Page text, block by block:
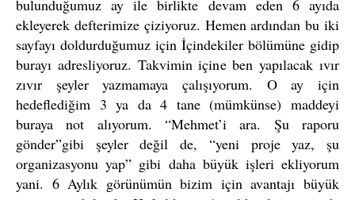
bulunduğumuz ay ile birlikte devam eden 6 ayıda
ekleyerek defterimize çiziyoruz. Hemen ardından bu iki
sayfayı doldurduğumuz için İçindekiler bölümüne gidip
burayı adresliyoruz. Takvimin içine ben yapılacak ıvır
zıvır şeyler yazmamaya çalışıyorum. O ay için
hedeflediğim 3 ya da 4 tane (mümkünse) maddeyi
buraya not alıyorum. “Mehmet’i ara. Şu raporu
gönder”gibi şeyler değil de, “yeni proje yaz, şu
organizasyonu yap” gibi daha büyük işleri ekliyorum
yani. 6 Aylık görünümün bizim için avantajı büyük